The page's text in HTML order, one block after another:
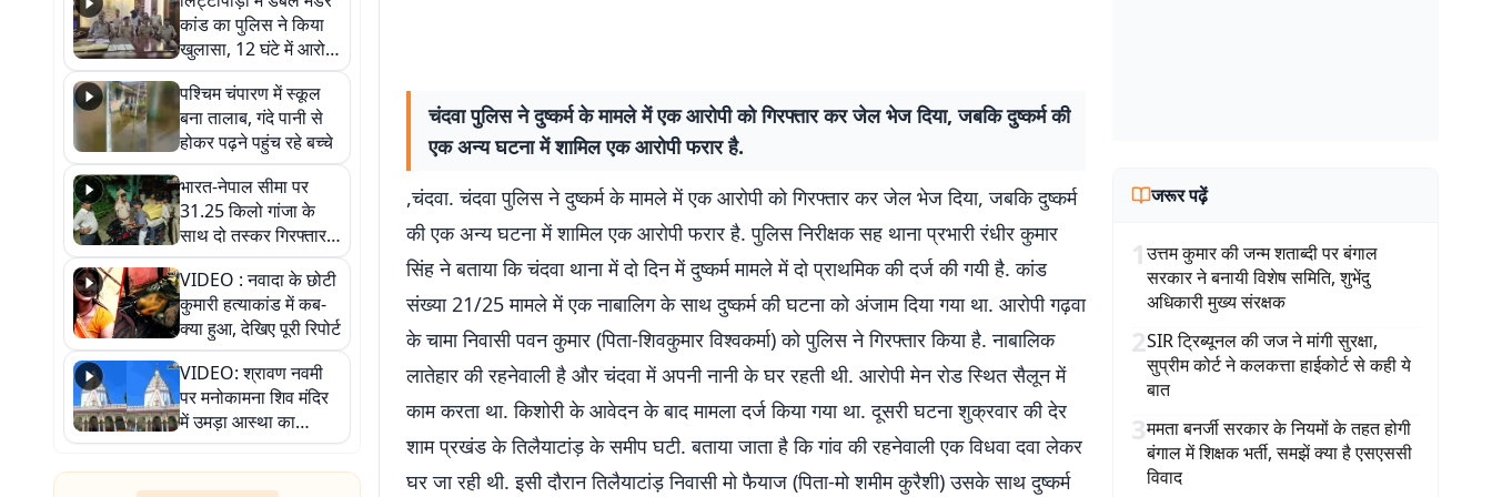
कांड का पुलिस ने किया
खुलासा, 12 घंटे में आरोपी
गिरफ्तार
पश्चिम चंपारण में स्कूल
बना तालाब, गंदे पानी से
होकर पढ़ने पहुंच रहे बच्चे
भारत-नेपाल सीमा पर
31.25 किलो गांजा के
साथ दो तस्कर गिरफ्तार,
नेपाली नंबर की बाइक
जब्त
VIDEO : नवादा के छोटी
कुमारी हत्याकांड में कब-
क्या हुआ, देखिए पूरी रिपोर्ट
VIDEO: श्रावण नवमी
पर मनोकामना शिव मंदिर
में उमड़ा आस्था का
सैलाब, हर-हर महादेव के
जयघोष से गूंजा परिसर
चंदवा पुलिस ने दुष्कर्म के मामले में एक आरोपी को गिरफ्तार कर जेल भेज दिया, जबकि दुष्कर्म की
एक अन्य घटना में शामिल एक आरोपी फरार है.
,चंदवा. चंदवा पुलिस ने दुष्कर्म के मामले में एक आरोपी को गिरफ्तार कर जेल भेज दिया, जबकि दुष्कर्म
की एक अन्य घटना में शामिल एक आरोपी फरार है. पुलिस निरीक्षक सह थाना प्रभारी रंधीर कुमार
सिंह ने बताया कि चंदवा थाना में दो दिन में दुष्कर्म मामले में दो प्राथमिक की दर्ज की गयी है. कांड
संख्या 21/25 मामले में एक नाबालिग के साथ दुष्कर्म की घटना को अंजाम दिया गया था. आरोपी गढ़वा
के चामा निवासी पवन कुमार (पिता-शिवकुमार विश्वकर्मा) को पुलिस ने गिरफ्तार किया है. नाबालिक
लातेहार की रहनेवाली है और चंदवा में अपनी नानी के घर रहती थी. आरोपी मेन रोड स्थित सैलून में
काम करता था. किशोरी के आवेदन के बाद मामला दर्ज किया गया था. दूसरी घटना शुक्रवार की देर
शाम प्रखंड के तिलैयाटांड़ के समीप घटी. बताया जाता है कि गांव की रहनेवाली एक विधवा दवा लेकर
घर जा रही थी. इसी दौरान तिलैयाटांड़ निवासी मो फैयाज (पिता-मो शमीम कुरैशी) उसके साथ दुष्कर्म
जरूर पढ़ें
1उत्तम कुमार की जन्म शताब्दी पर बंगाल
सरकार ने बनायी विशेष समिति, शुभेंदु
अधिकारी मुख्य संरक्षक
2SIR ट्रिब्यूनल की जज ने मांगी सुरक्षा,
सुप्रीम कोर्ट ने कलकत्ता हाईकोर्ट से कही ये
बात
3ममता बनर्जी सरकार के नियमों के तहत होगी
बंगाल में शिक्षक भर्ती, समझें क्या है एसएससी
विवाद